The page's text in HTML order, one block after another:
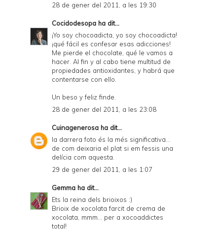
28 de gener del 2011, a les 19:30
Cocidodesopa ha dit...
¡Yo soy chocoadicta, yo soy chocoadicta!
¡qué fácil es confesar esas adicciones!
Me pierde el chocolate, qué le vamos a
hacer. Al fin y al cabo tiene multitud de
propiedades antioxidantes, y habrá que
contentarse con ello.
Un beso y feliz finde.
28 de gener del 2011, a les 23:08
Cuinagenerosa ha dit...
la darrera foto és la més significativa...
de com deixaria el plat si em fessis una
delícia com aquesta.
29 de gener del 2011, a les 1:07
Gemma ha dit...
Ets la reina dels brioixos :)
Brioix de xocolata farcit de crema de
xocolata, mmm... per a xocoaddictes
total!